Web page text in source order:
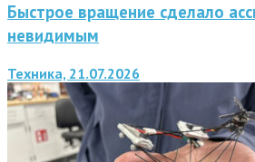
Быстрое вращение сделало
невидимым
Техника, 21.07.2026